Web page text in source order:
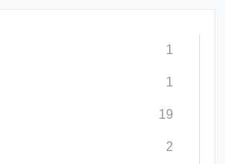
1
1
19
2